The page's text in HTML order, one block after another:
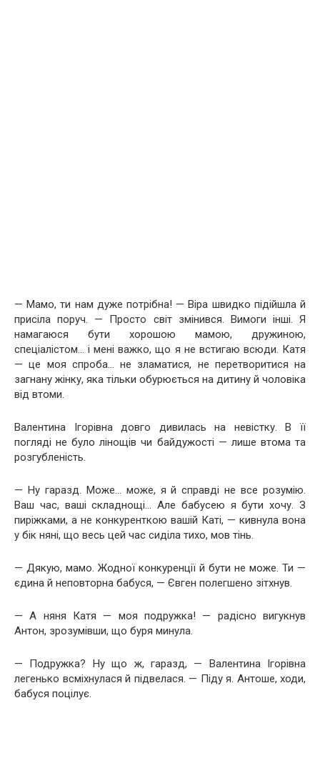
— Мамо, ти нам дуже потрібна! — Віра швидко підійшла й
присіла поруч. — Просто світ змінився. Вимоги інші. Я
намагаюся бути хорошою мамою, дружиною,
спеціалістом… і мені важко, що я не встигаю всюди. Катя
— це моя спроба… не зламатися, не перетворитися на
загнану жінку, яка тільки обурюється на дитину й чоловіка
від втоми.
Валентина Ігорівна довго дивилась на невістку. В її
погляді не було лінощів чи байдужості — лише втома та
розгубленість.
— Ну гаразд. Може… може, я й справді не все розумію.
Ваш час, ваші складнощі… Але бабусею я бути хочу. З
пиріжками, а не конкуренткою вашій Каті, — кивнула вона
у бік няні, що весь цей час сиділа тихо, мов тінь.
— Дякую, мамо. Жодної конкуренції й бути не може. Ти —
єдина й неповторна бабуся, — Євген полегшено зітхнув.
— А няня Катя — моя подружка! — радісно вигукнув
Антон, зрозумівши, що буря минула.
— Подружка? Ну що ж, гаразд, — Валентина Ігорівна
легенько всміхнулася й підвелася. — Піду я. Антоше, ходи,
бабуся поцілує.